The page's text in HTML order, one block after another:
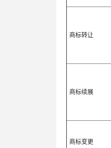
商标转让
商标续展
商标变更